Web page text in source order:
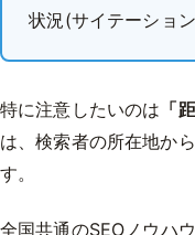
状況(サイテーショ
特に注意したいのは 「
は、検索者の所在地か
す。
全国共通のSEOノウハ